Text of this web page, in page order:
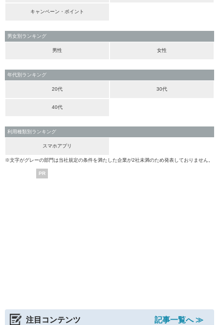
キャンペーン・ポイント
男女別ランキング
男性 女性
年代別ランキング
20代 30代
40代
利用種類別ランキング
スマホアプリ
※文字がグレーの部門は当社規定の条件を満たした企業が2社未満のため発表しておりません。
PR
注目コンテンツ
記事一覧へ ≫